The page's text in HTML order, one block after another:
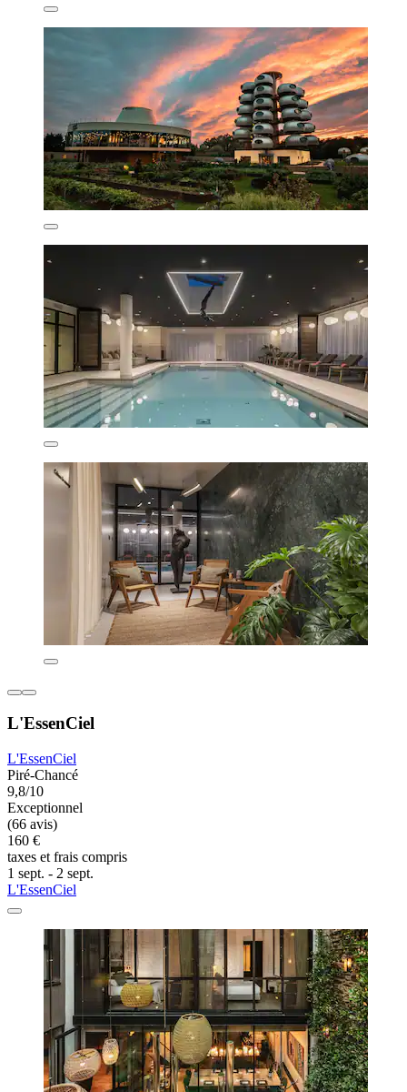
L'EssenCiel
L'EssenCiel
Piré-Chancé
9,8/10
Exceptionnel
(66 avis)
160 €
taxes et frais compris
1 sept. - 2 sept.
L'EssenCiel